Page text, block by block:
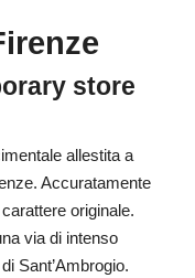
store
allestita a
Accuratamente
originale.
via di intenso
Sant’Ambrogio.